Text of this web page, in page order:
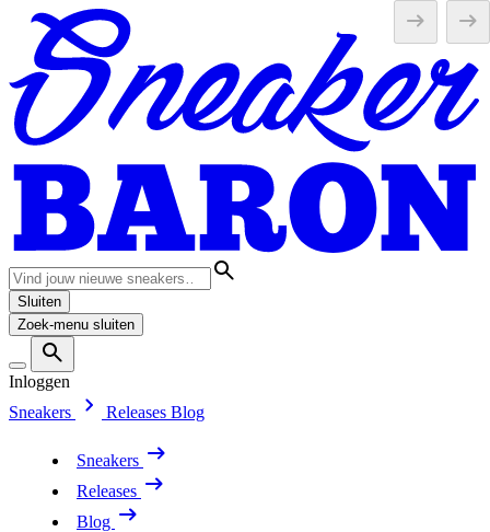
Sluiten
Zoek-menu sluiten
Inloggen
Sneakers
Releases Blog
Sneakers
Releases
Blog